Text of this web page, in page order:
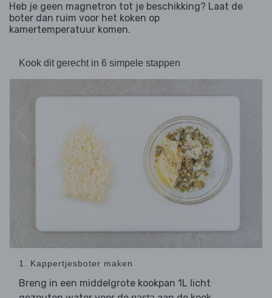
Heb je geen magnetron tot je beschikking? Laat de
boter dan ruim voor het koken op
kamertemperatuur komen.
Kook dit gerecht in 6 simpele stappen
1. Kappertjesboter maken
Breng in een middelgrote kookpan 1L licht